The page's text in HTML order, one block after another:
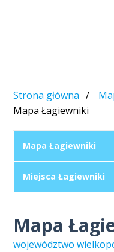
Strona główna
Mapa Łagiewniki
Mapa Łagiewniki
Miejsca Łagiewniki
Mapa
województwo